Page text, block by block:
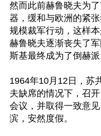
然而此前赫鲁晓夫为
器，缓和与欧洲的紧
规模裁军行动，这样
赫鲁晓夫逐渐丧失了
斯基最终成为了倒赫派
1964年10月12日，苏
夫缺席的情况下，召
会议，并取得一致意
滨，安然度假。